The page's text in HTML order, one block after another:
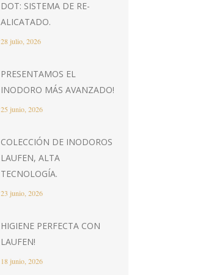
DOT: SISTEMA DE RE-
ALICATADO.
28 julio, 2026
PRESENTAMOS EL
INODORO MÁS AVANZADO!
25 junio, 2026
COLECCIÓN DE INODOROS
LAUFEN, ALTA
TECNOLOGÍA.
23 junio, 2026
HIGIENE PERFECTA CON
LAUFEN!
18 junio, 2026